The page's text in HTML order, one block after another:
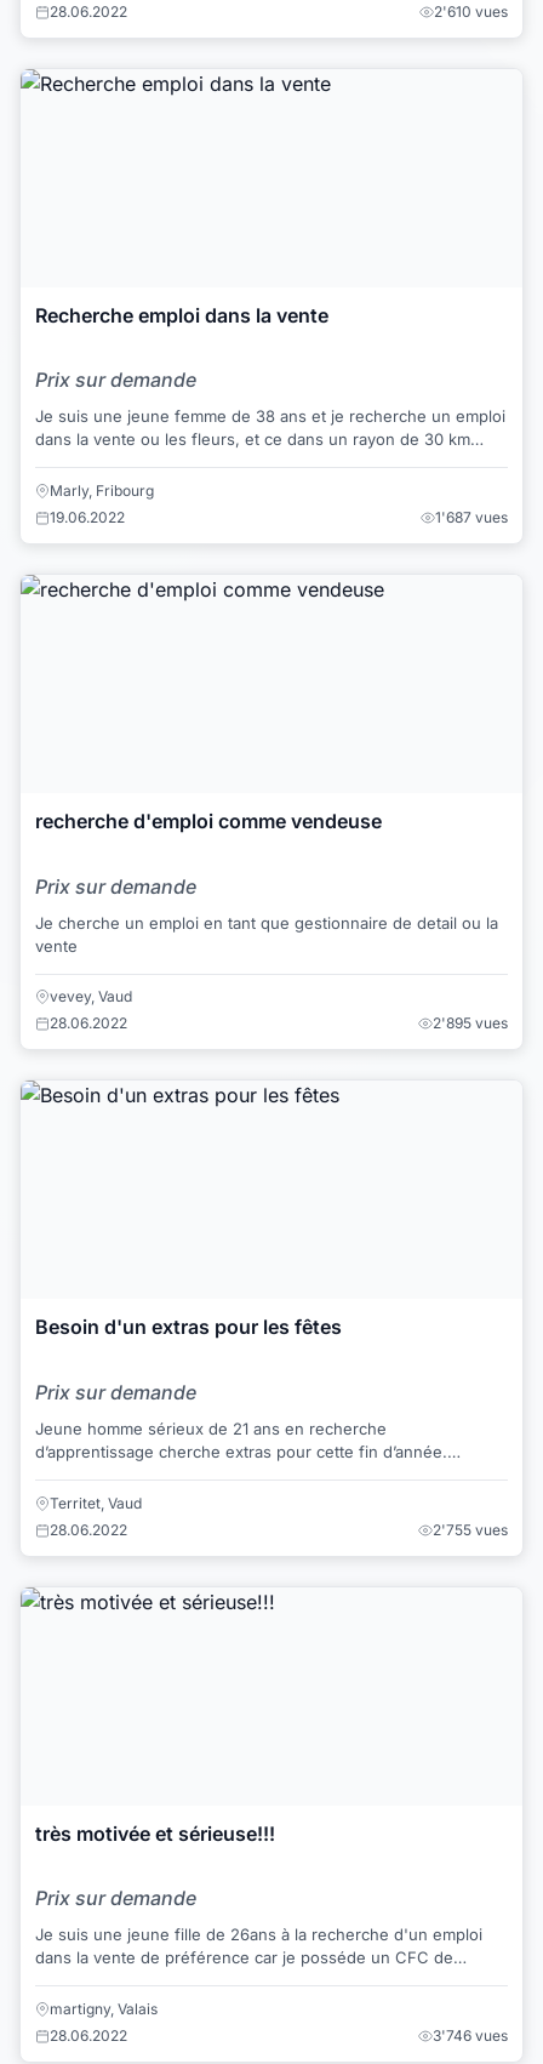
28.06.2022
2'610 vues
Recherche emploi dans la vente
Prix sur demande
Je suis une jeune femme de 38 ans et je recherche un emploi
dans la vente ou les fleurs, et ce dans un rayon de 30 km
maximum de Fribourg. Je suis dis...
Marly, Fribourg
19.06.2022
1'687 vues
recherche d'emploi comme vendeuse
Prix sur demande
Je cherche un emploi en tant que gestionnaire de detail ou la
vente
vevey, Vaud
28.06.2022
2'895 vues
Besoin d'un extras pour les fêtes
Prix sur demande
Jeune homme sérieux de 21 ans en recherche
d’apprentissage cherche extras pour cette fin d’année.
Territet, Vaud
28.06.2022
2'755 vues
très motivée et sérieuse!!!
Prix sur demande
Je suis une jeune fille de 26ans à la recherche d'un emploi
dans la vente de préférence car je posséde un CFC de
vendeuse en Boulangerie mais j'ai déj...
martigny, Valais
28.06.2022
3'746 vues